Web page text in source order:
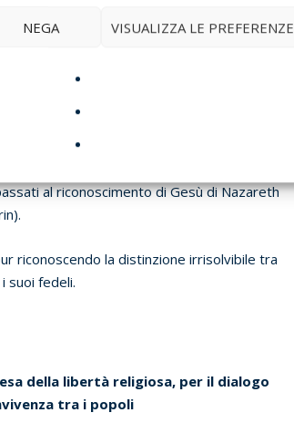
NEGA VISUALIZZA LE PREFERENZE
che furono un vero e proprio boomerang
e analizzare stili e contenuti in
al riconoscimento di Gesù di Nazareth
riconoscendo la distinzione irrisolvibile tra
suoi fedeli.
della libertà religiosa, per il dialogo
tra i popoli